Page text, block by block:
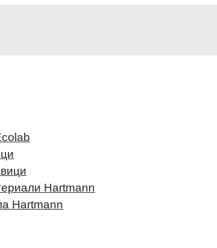
Hartmann
Hartmann